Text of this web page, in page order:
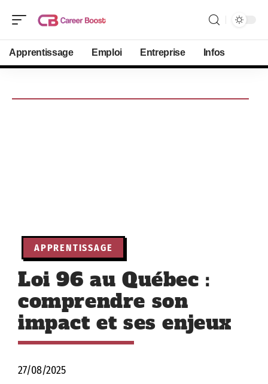
Apprentissage Emploi Entreprise Infos
APPRENTISSAGE
Loi 96 au Québec :
comprendre son
impact et ses enjeux
27/08/2025